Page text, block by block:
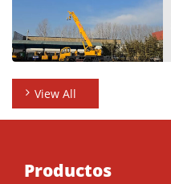
View All
Productos